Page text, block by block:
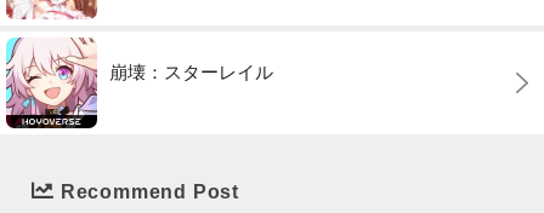
崩壊：スターレイル
Recommend Post